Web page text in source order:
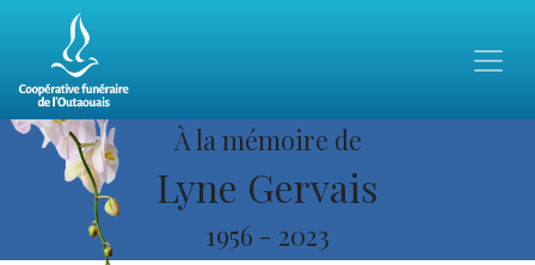
À la mémoire de
Lyne Gervais
1956 - 2023